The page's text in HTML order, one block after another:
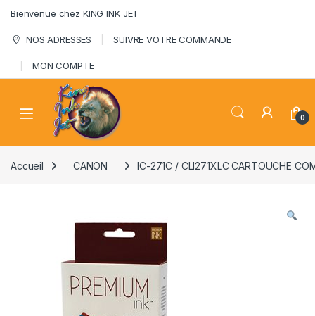
Bienvenue chez KING INK JET
NOS ADRESSES SUIVRE VOTRE COMMANDE
MON COMPTE
0
Accueil CANON IC-271C / CLI271XLC CARTOUCHE